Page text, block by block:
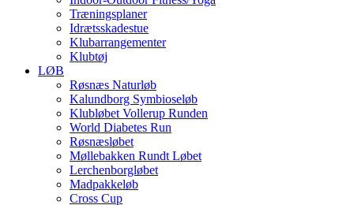
Træningsplaner
Idrætsskadestue
Klubarrangementer
Klubtøj
LØB
Røsnæs Naturløb
Kalundborg Symbioseløb
Klubløbet Vollerup Runden
World Diabetes Run
Røsnæsløbet
Møllebakken Rundt Løbet
Lerchenborgløbet
Madpakkeløb
Cross Cup